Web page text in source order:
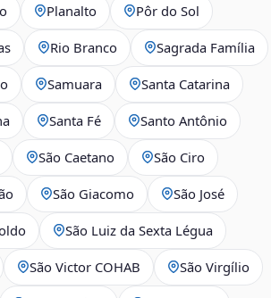
Planalto Pôr do Sol
Rio Branco Sagrada Família
Samuara Santa Catarina
Santa Fé Santo Antônio
São Caetano São Ciro
São Giacomo São José
São Luiz da Sexta Légua
São Victor COHAB São Virgílio